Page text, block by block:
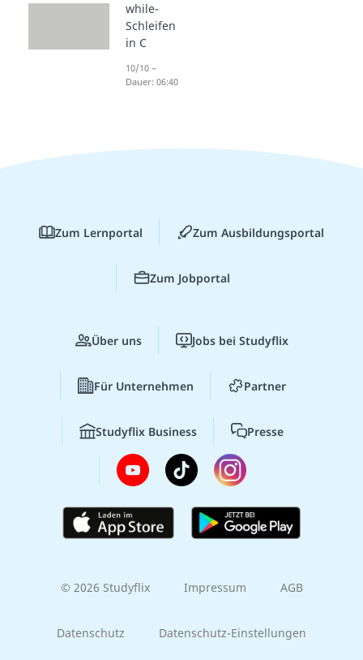
while-
Schleifen
in C
10/10 –
Dauer: 06:40
Zum Lernportal Zum Ausbildungsportal
Zum Jobportal
Über uns Jobs bei Studyflix
Für Unternehmen Partner
Studyflix Business Presse
© 2026 Studyflix Impressum AGB
Datenschutz Datenschutz-Einstellungen